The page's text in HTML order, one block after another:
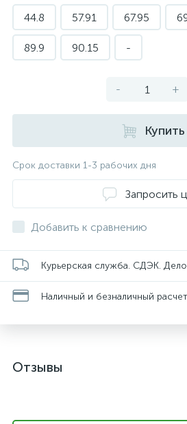
44.8 57.91 67.95
89.9 90.15 -
- +
Купить
Срок доставки 1-3 рабочих дня
Запросить
Добавить к сравнению
Курьерская служба. СДЭК.
Наличный и безналичный
Отзывы